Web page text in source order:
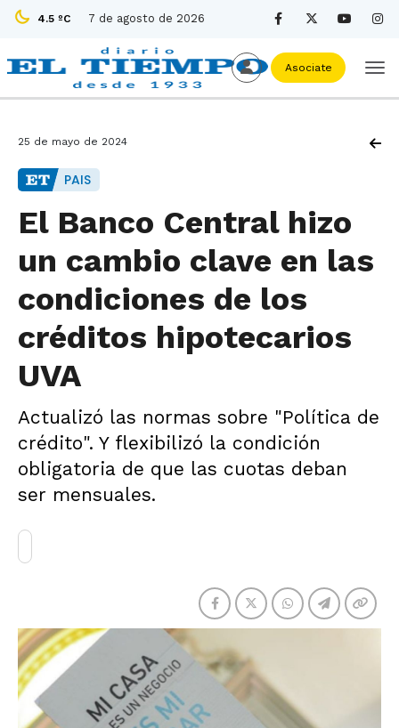
4.5 ºC 7 de agosto de 2026
Asociate
25 de mayo de 2024
PAIS
El Banco Central hizo
un cambio clave en las
condiciones de los
créditos hipotecarios
UVA
Actualizó las normas sobre "Política de
crédito". Y flexibilizó la condición
obligatoria de que las cuotas deban
ser mensuales.